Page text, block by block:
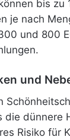
bis zu
je nach
und 800
und
die dünnere
Risiko für